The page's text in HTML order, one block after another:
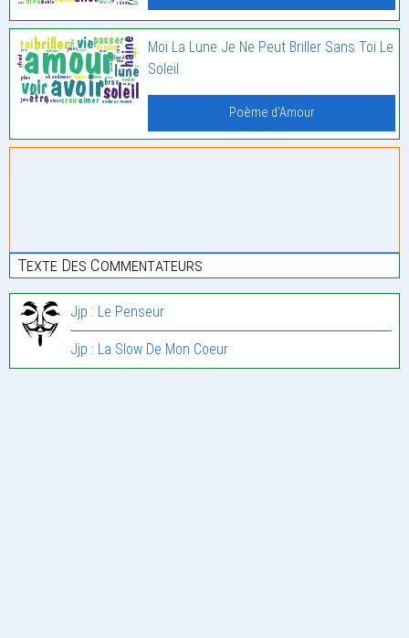
Moi La Lune Je Ne Peut Briller Sans Toi Le
Soleil
Poème d'Amour
Texte Des Commentateurs
Jjp : Le Penseur
Jjp : La Slow De Mon Coeur